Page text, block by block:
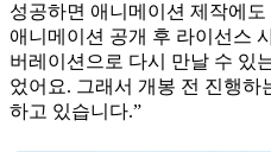
성공하면 애니메이션 제작에
애니메이션 공개 후 라이선스
버레이션으로 다시 만날 수 있
었어요. 그래서 개봉 전 진행하
하고 있습니다.”